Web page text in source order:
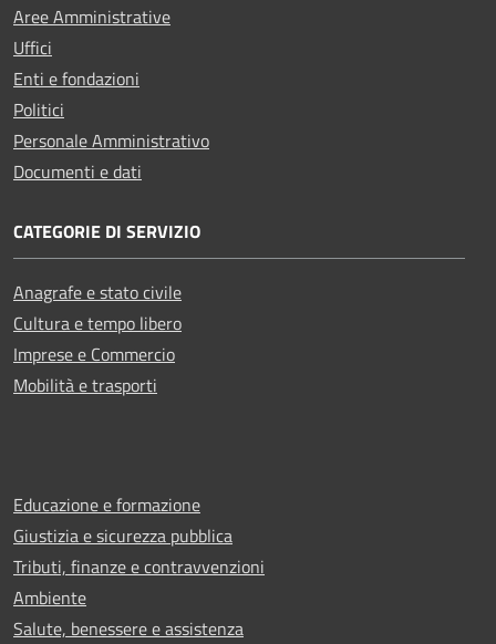
Aree Amministrative
Uffici
Enti e fondazioni
Politici
Personale Amministrativo
Documenti e dati
CATEGORIE DI SERVIZIO
Anagrafe e stato civile
Cultura e tempo libero
Imprese e Commercio
Mobilità e trasporti
Educazione e formazione
Giustizia e sicurezza pubblica
Tributi, finanze e contravvenzioni
Ambiente
Salute, benessere e assistenza